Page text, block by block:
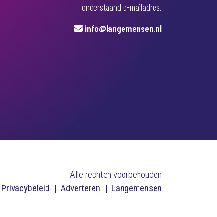
onderstaand e-mailadres.
info@langemensen.nl
Alle rechten voorbehouden
Privacybeleid
Adverteren Langemensen